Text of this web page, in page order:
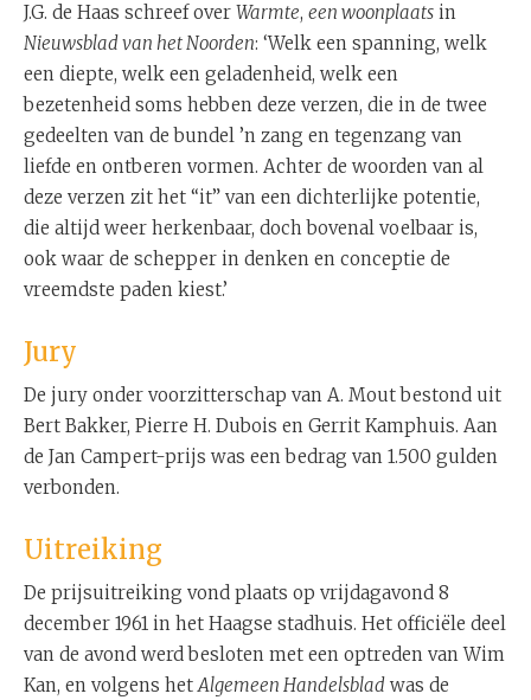
J.G. de Haas schreef over Warmte, een woonplaats in
Nieuwsblad van het Noorden: ‘Welk een spanning, welk
een diepte, welk een geladenheid, welk een
bezetenheid soms hebben deze verzen, die in de twee
gedeelten van de bundel ’n zang en tegenzang van
liefde en ontberen vormen. Achter de woorden van al
deze verzen zit het “it” van een dichterlijke potentie,
die altijd weer herkenbaar, doch bovenal voelbaar is,
ook waar de schepper in denken en conceptie de
vreemdste paden kiest.’
Jury
De jury onder voorzitterschap van A. Mout bestond uit
Bert Bakker, Pierre H. Dubois en Gerrit Kamphuis. Aan
de Jan Campert-prijs was een bedrag van 1.500 gulden
verbonden.
Uitreiking
De prijsuitreiking vond plaats op vrijdagavond 8
december 1961 in het Haagse stadhuis. Het officiële deel
van de avond werd besloten met een optreden van Wim
Kan, en volgens hetAlgemeen Handelsblad was de